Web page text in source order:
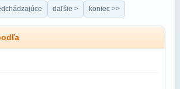
daľšie > koniec >>